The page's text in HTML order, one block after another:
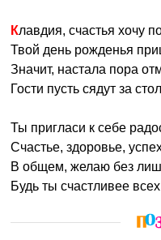
Клавдия, счастья хочу
Твой день рожденья
Значит, настала пора
Гости пусть сядут за
Ты пригласи к себе
Счастье, здоровье,
В общем, желаю без
Будь ты счастливее